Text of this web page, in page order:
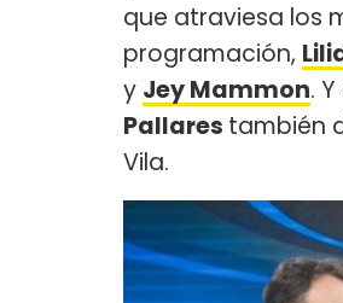
que atraviesa los
programación,
y Jey Mammon.
Pallares también
Vila.